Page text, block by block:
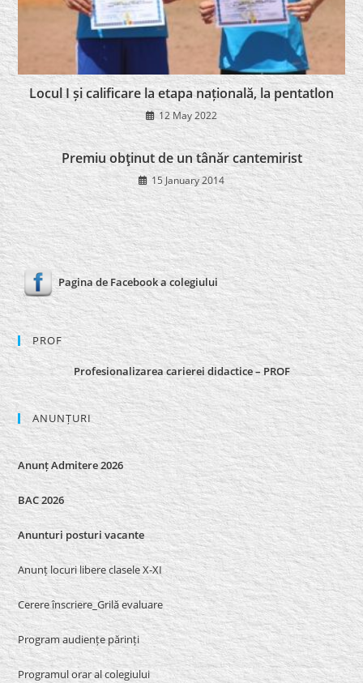
Locul I și calificare la etapa națională, la pentatlon
12 May 2022
Premiu obţinut de un tânăr cantemirist
15 January 2014
Pagina de Facebook a colegiului
PROF
Profesionalizarea carierei didactice – PROF
ANUNȚURI
Anunț Admitere 2026
BAC 2026
Anunturi posturi vacante
Anunț locuri libere clasele X-XI
Cerere înscriere_Grilă evaluare
Program audiențe părinți
Programul orar al colegiului